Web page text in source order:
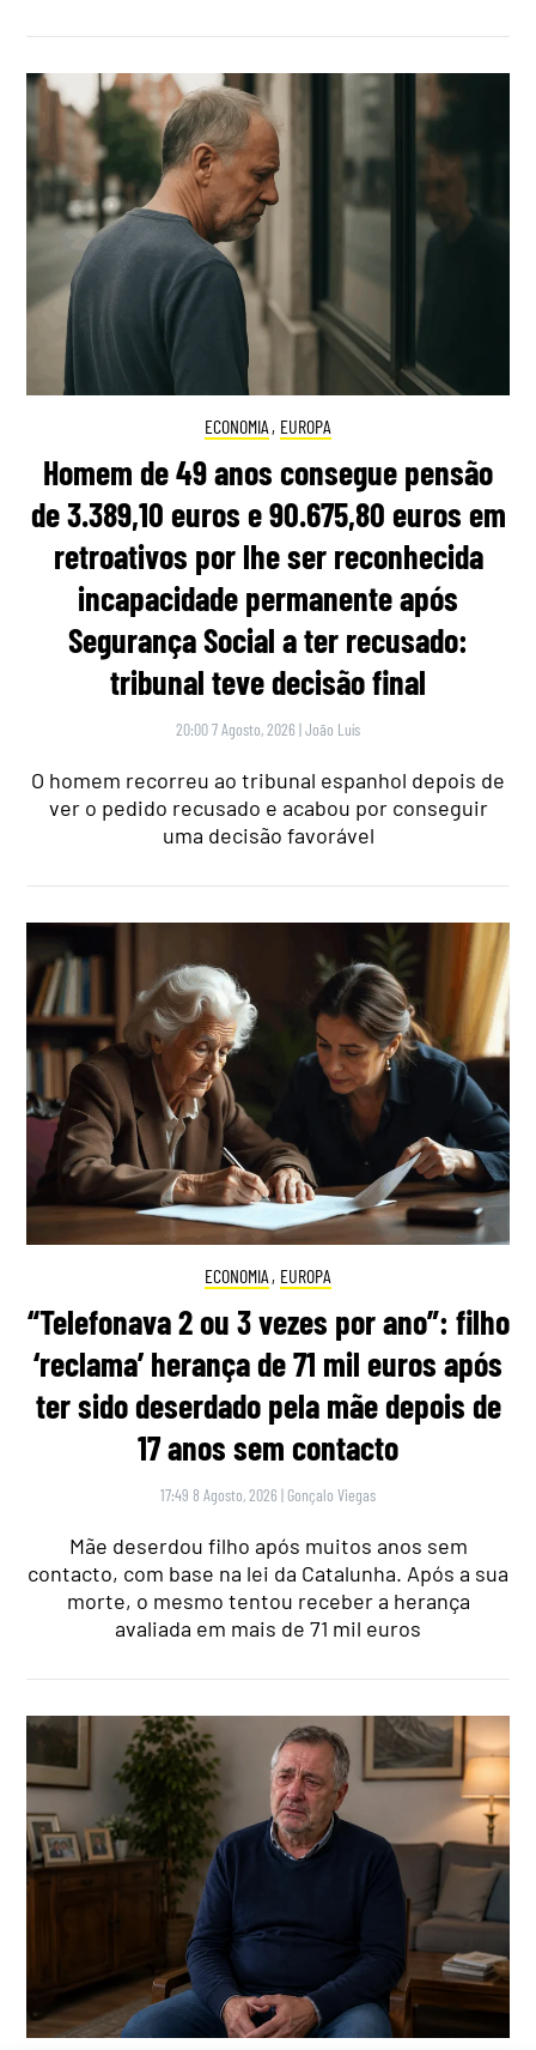
ECONOMIA , EUROPA
Homem de 49 anos consegue pensão
de 3.389,10 euros e 90.675,80 euros em
retroativos por lhe ser reconhecida
incapacidade permanente após
Segurança Social a ter recusado:
tribunal teve decisão final
20:00 7 Agosto, 2026 |João Luís
O homem recorreu ao tribunal espanhol depois de
ver o pedido recusado e acabou por conseguir
uma decisão favorável
ECONOMIA , EUROPA
“Telefonava 2 ou 3 vezes por ano”: filho
‘reclama’ herança de 71 mil euros após
ter sido deserdado pela mãe depois de
17 anos sem contacto
17:49 8 Agosto, 2026 | Gonçalo Viegas
Mãe deserdou filho após muitos anos sem
contacto, com base na lei da Catalunha. Após a sua
morte, o mesmo tentou receber a herança
avaliada em mais de 71 mil euros